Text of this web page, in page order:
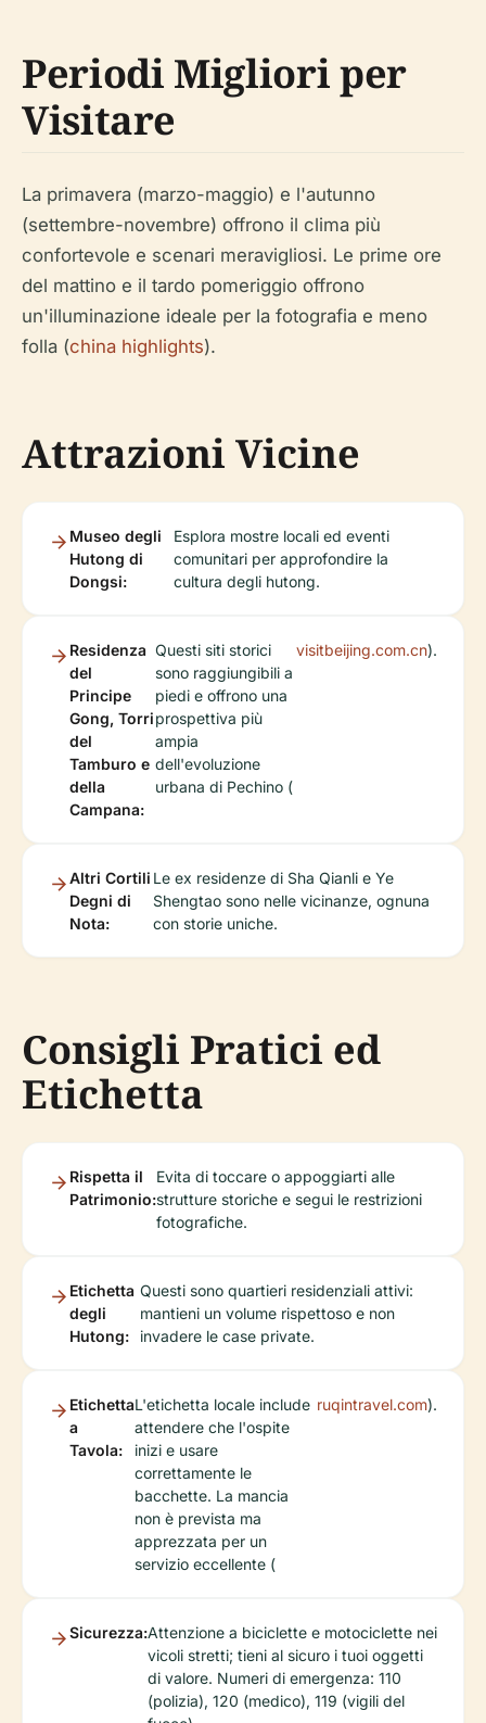
Periodi Migliori per
Visitare
La primavera (marzo-maggio) e l'autunno
(settembre-novembre) offrono il clima più
confortevole e scenari meravigliosi. Le prime ore
del mattino e il tardo pomeriggio offrono
un'illuminazione ideale per la fotografia e meno
folla (china highlights).
Attrazioni Vicine
Museo degli
Hutong di
Dongsi:
Esplora mostre locali ed eventi
comunitari per approfondire la
cultura degli hutong.
Residenza
del
Principe
Gong, Torri
del
Tamburo e
della
Campana:
Questi siti storici
sono raggiungibili a
piedi e offrono una
prospettiva più
ampia
dell'evoluzione
urbana di Pechino (
visitbeijing.com.cn).
Altri Cortili
Degni di
Nota:
Le ex residenze di Sha Qianli e Ye
Shengtao sono nelle vicinanze, ognuna
con storie uniche.
Consigli Pratici ed
Etichetta
Rispetta il
Patrimonio:
Evita di toccare o appoggiarti alle
strutture storiche e segui le restrizioni
fotografiche.
Etichetta
degli
Hutong:
Questi sono quartieri residenziali attivi:
mantieni un volume rispettoso e non
invadere le case private.
Etichetta
a
Tavola:
L'etichetta locale include
attendere che l'ospite
inizi e usare
correttamente le
bacchette. La mancia
non è prevista ma
apprezzata per un
servizio eccellente (
ruqintravel.com).
Sicurezza:Attenzione a biciclette e motociclette nei
vicoli stretti; tieni al sicuro i tuoi oggetti
di valore. Numeri di emergenza: 110
(polizia), 120 (medico), 119 (vigili del